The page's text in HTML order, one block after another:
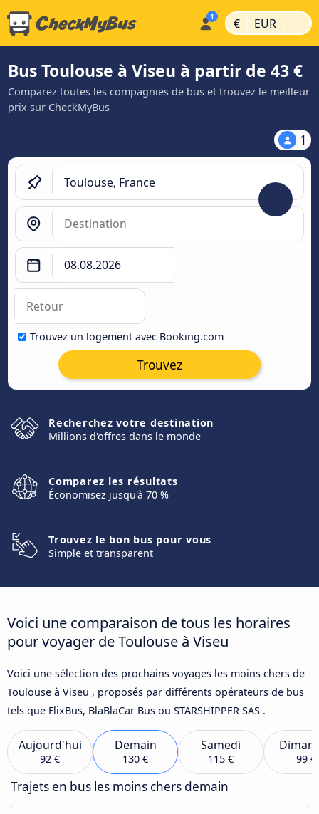
€ | EUR |
Bus Toulouse à Viseu à partir de 43 €
Comparez toutes les compagnies de bus et trouvez le meilleur
prix sur CheckMyBus
1
Trouvez un logement avec Booking.com
Trouvez
Recherchez votre destination
Millions d'offres dans le monde
Comparez les résultats
Économisez jusqu'à 70 %
Trouvez le bon bus pour vous
Simple et transparent
Voici une comparaison de tous les horaires
pour voyager de Toulouse à Viseu
Voici une sélection des prochains voyages les moins chers de
Toulouse à Viseu , proposés par différents opérateurs de bus
tels que FlixBus, BlaBlaCar Bus ou STARSHIPPER SAS .
Aujourd'hui
92 €
Demain
130 €
Samedi
115 € 99 €
Trajets en bus les moins chers demain